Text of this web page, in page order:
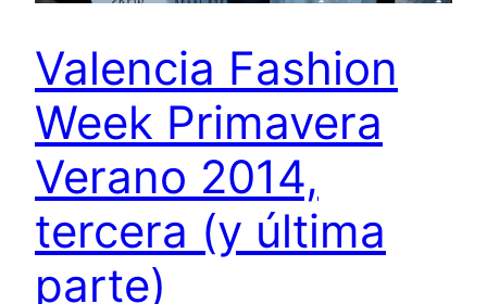
Valencia Fashion
Week Primavera
Verano 2014,
tercera (y última
parte)